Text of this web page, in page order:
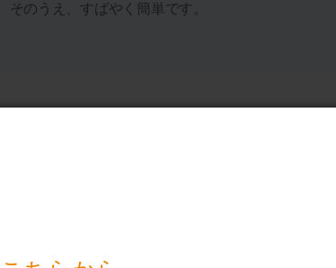
そのうえ、すばやく簡単です。